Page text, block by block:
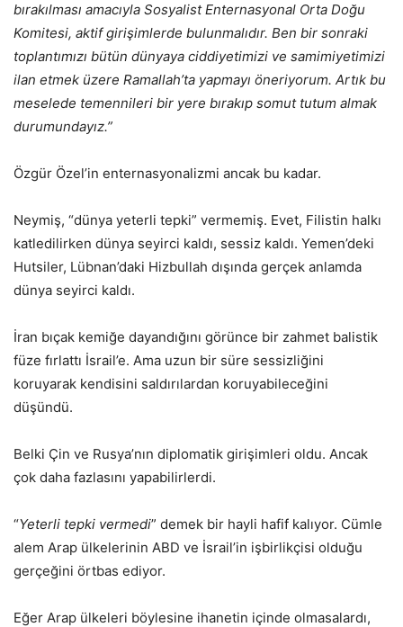
bırakılması amacıyla Sosyalist Enternasyonal Orta Doğu
Komitesi, aktif girişimlerde bulunmalıdır. Ben bir sonraki
toplantımızı bütün dünyaya ciddiyetimizi ve samimiyetimizi
ilan etmek üzere Ramallah’ta yapmayı öneriyorum. Artık bu
meselede temennileri bir yere bırakıp somut tutum almak
durumundayız.”
Özgür Özel’in enternasyonalizmi ancak bu kadar.
Neymiş, “dünya yeterli tepki” vermemiş. Evet, Filistin halkı
katledilirken dünya seyirci kaldı, sessiz kaldı. Yemen’deki
Hutsiler, Lübnan’daki Hizbullah dışında gerçek anlamda
dünya seyirci kaldı.
İran bıçak kemiğe dayandığını görünce bir zahmet balistik
füze fırlattı İsrail’e. Ama uzun bir süre sessizliğini
koruyarak kendisini saldırılardan koruyabileceğini
düşündü.
Belki Çin ve Rusya’nın diplomatik girişimleri oldu. Ancak
çok daha fazlasını yapabilirlerdi.
“Yeterli tepki vermedi” demek bir hayli hafif kalıyor. Cümle
alem Arap ülkelerinin ABD ve İsrail’in işbirlikçisi olduğu
gerçeğini örtbas ediyor.
Eğer Arap ülkeleri böylesine ihanetin içinde olmasalardı,